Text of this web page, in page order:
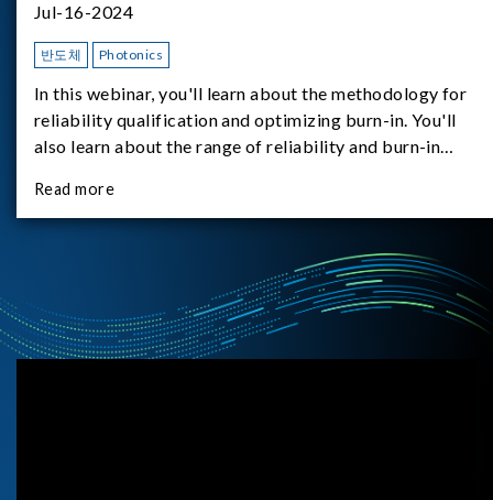
Jul-16-2024
반도체 Photonics
In this webinar, you'll learn about the methodology for
reliability qualification and optimizing burn-in. You'll
also learn about the range of reliability and burn-in
test-as-a-service options.
Read more